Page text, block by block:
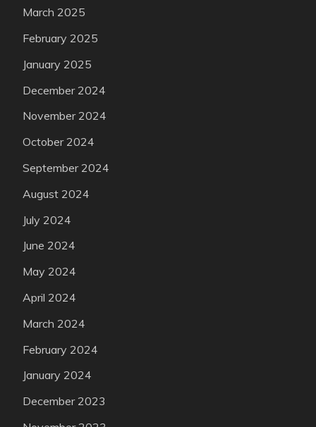
March 2025
February 2025
January 2025
December 2024
November 2024
October 2024
September 2024
August 2024
July 2024
June 2024
May 2024
April 2024
March 2024
February 2024
January 2024
December 2023